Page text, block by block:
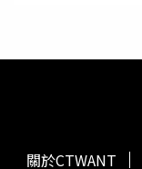
關於CTWANT